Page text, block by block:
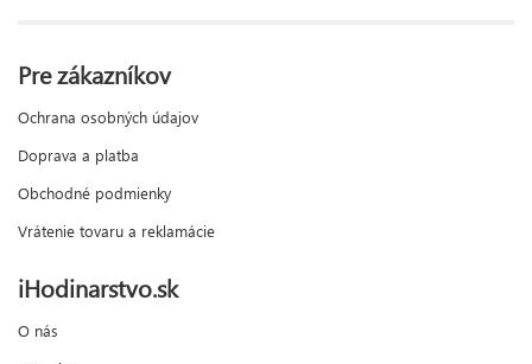
Pre zákazníkov
Ochrana osobných údajov
Doprava a platba
Obchodné podmienky
Vrátenie tovaru a reklamácie
iHodinarstvo.sk
O nás